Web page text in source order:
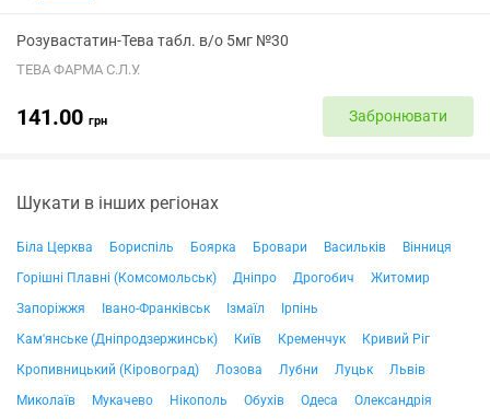
Розувастатин-Тева табл. в/о 5мг №30
ТЕВА ФАРМА С.Л.У.
141.00 грн Забронювати
Шукати в інших регіонах
Біла Церква Бориспіль Боярка Бровари Васильків
Вінниця
Горішні Плавні (Комсомольськ)
Дніпро Дрогобич
Житомир
Запоріжжя
Івано-Франківськ Ізмаїл
Ірпінь
Кам'янське (Дніпродзержинськ)
Київ Кременчук
Кривий Ріг
Кропивницький (Кіровоград)
Лозова Лубни Луцьк
Львів
Миколаїв
Мукачево Нікополь Обухів Одеса
Олександрія